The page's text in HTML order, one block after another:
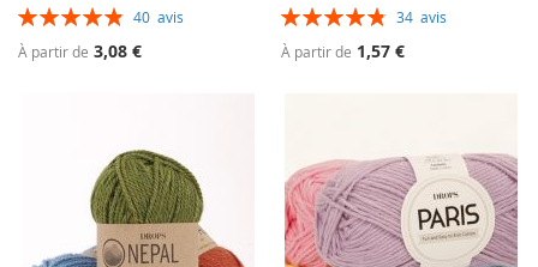
Évaluation:
40 avis
À partir de 3,08 €
Évaluation:
34 avis
À partir de 1,57 €